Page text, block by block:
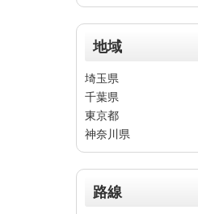
地域
埼玉県
千葉県
東京都
神奈川県
路線